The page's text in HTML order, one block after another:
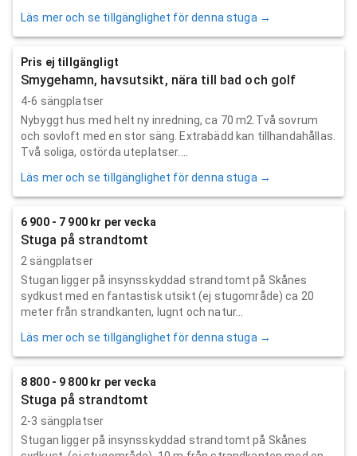
Läs mer och se tillgänglighet för denna stuga →
Pris ej tillgängligt
Smygehamn, havsutsikt, nära till bad och golf
4-6 sängplatser
Nybyggt hus med helt ny inredning, ca 70 m2.Två sovrum
och sovloft med en stor säng. Extrabädd kan tillhandahållas.
Två soliga, ostörda uteplatser....
Läs mer och se tillgänglighet för denna stuga →
6 900 - 7 900 kr per vecka
Stuga på strandtomt
2 sängplatser
Stugan ligger på insynsskyddad strandtomt på Skånes
sydkust med en fantastisk utsikt (ej stugområde) ca 20
meter från strandkanten, lugnt och natur...
Läs mer och se tillgänglighet för denna stuga →
8 800 - 9 800 kr per vecka
Stuga på strandtomt
2-3 sängplatser
Stugan ligger på insynsskyddad strandtomt på Skånes